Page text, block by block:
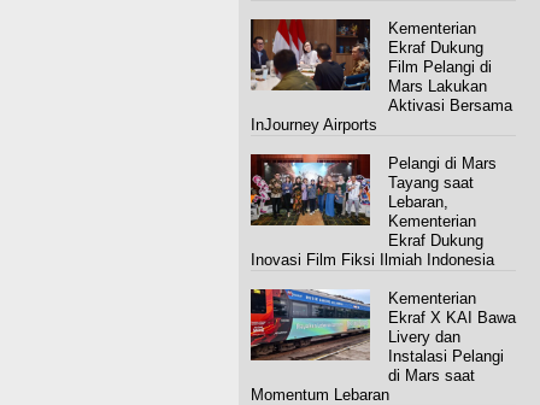
Kementerian
Ekraf Dukung
Film Pelangi di
Mars Lakukan
Aktivasi Bersama
InJourney Airports
Pelangi di Mars
Tayang saat
Lebaran,
Kementerian
Ekraf Dukung
Inovasi Film Fiksi Ilmiah Indonesia
Kementerian
Ekraf X KAI Bawa
Livery dan
Instalasi Pelangi
di Mars saat
Momentum Lebaran